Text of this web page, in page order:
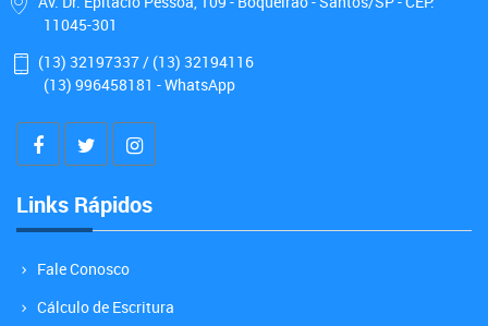
11045-301
(13) 32197337 / (13) 32194116
(13) 996458181 - WhatsApp
Links Rápidos
Fale Conosco
Cálculo de Escritura